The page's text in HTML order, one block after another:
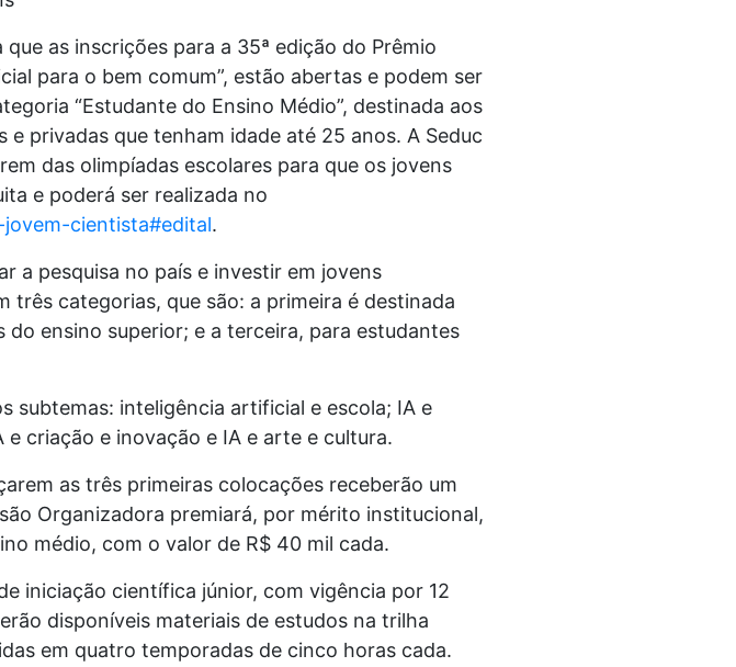
as inscrições para a 35ª edição do Prêmio
para o bem comum”, estão abertas e podem ser
“Estudante do Ensino Médio”, destinada aos
privadas que tenham idade até 25 anos. A Seduc
das olimpíadas escolares para que os jovens
e poderá ser realizada no
cientista#edital.
a pesquisa no país e investir em jovens
três categorias, que são: a primeira é destinada
ensino superior; e a terceira, para estudantes
subtemas: inteligência artificial e escola; IA e
criação e inovação e IA e arte e cultura.
as três primeiras colocações receberão um
Organizadora premiará, por mérito institucional,
médio, com o valor de R$ 40 mil cada.
iniciação científica júnior, com vigência por 12
disponíveis materiais de estudos na trilha
em quatro temporadas de cinco horas cada.